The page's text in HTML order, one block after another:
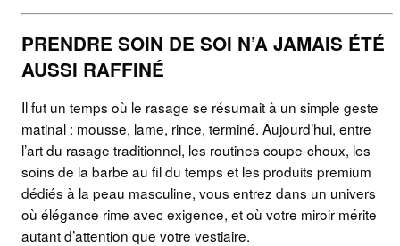
PRENDRE SOIN DE SOI N’A JAMAIS ÉTÉ
AUSSI RAFFINÉ
Il fut un temps où le rasage se résumait à un simple geste
matinal : mousse, lame, rince, terminé. Aujourd’hui, entre
l’art du rasage traditionnel, les routines coupe-choux, les
soins de la barbe au fil du temps et les produits premium
dédiés à la peau masculine, vous entrez dans un univers
où élégance rime avec exigence, et où votre miroir mérite
autant d’attention que votre vestiaire.